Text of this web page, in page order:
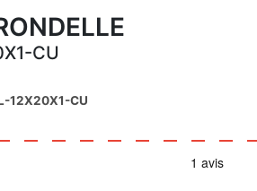
CU
12X20X1-CU